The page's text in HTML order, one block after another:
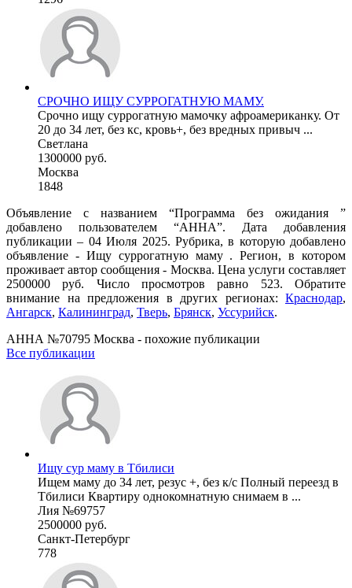
СРОЧНО ИЩУ СУРРОГАТНУЮ МАМУ.
Срочно ищу суррогатную мамочку афроамериканку. От
20 до 34 лет, без кс, кровь+, без вредных привыч ...
Светлана
1300000 руб.
Москва
1848
Объявление с названием “Программа без ожидания ”
добавлено пользователем “АННА”. Дата добавления
публикации – 04 Июля 2025. Рубрика, в которую добавлено
объявление - Ищу суррогатную маму . Регион, в котором
проживает автор сообщения - Москва. Цена услуги составляет
2500000 руб. Число просмотров равно 523. Обратите
внимание на предложения в других регионах: Краснодар,
Ангарск, Калининград, Тверь, Брянск, Уссурийск.
АННА №70795 Москва - похожие публикации
Все публикации
Ищу сур маму в Тбилиси
Ищем маму до 34 лет, резус +, без к/с Полный переезд в
Тбилиси Квартиру однокомнатную снимаем в ...
Лия №69757
2500000 руб.
Санкт-Петербург
778